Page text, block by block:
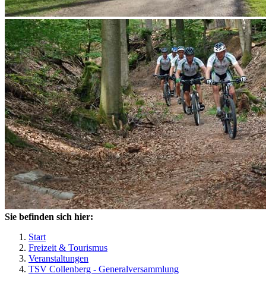
Sie befinden sich hier:
Start
Freizeit & Tourismus
Veranstaltungen
TSV Collenberg - Generalversammlung